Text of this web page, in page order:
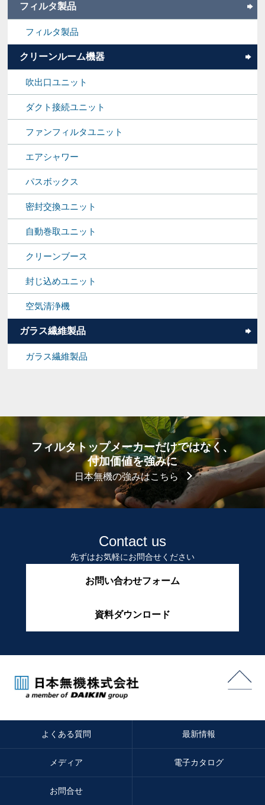
フィルタ製品
フィルタ製品
クリーンルーム機器
吹出口ユニット
ダクト接続ユニット
ファンフィルタユニット
エアシャワー
パスボックス
密封交換ユニット
自動巻取ユニット
クリーンブース
封じ込めユニット
空気清浄機
ガラス繊維製品
ガラス繊維製品
フィルタトップメーカーだけではなく、
付加価値を強みに
日本無機の強みはこちら
Contact us
先ずはお気軽にお問合せください
お問い合わせフォーム
資料ダウンロード
よくある質問 最新情報
メディア 電子カタログ
お問合せ